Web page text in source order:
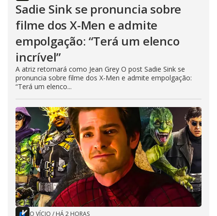
Sadie Sink se pronuncia sobre
filme dos X-Men e admite
empolgação: “Terá um elenco
incrível”
A atriz retornará como Jean Grey O post Sadie Sink se
pronuncia sobre filme dos X-Men e admite empolgação:
“Terá um elenco...
O VÍCIO / HÁ 2 HORAS